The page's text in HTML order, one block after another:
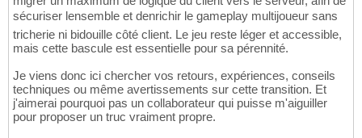
sécuriser lensemble et denrichir le gameplay multijoueur sans
tricherie ni bidouille côté client. Le jeu reste léger et accessible,
mais cette bascule est essentielle pour sa pérennité.
Je viens donc ici chercher vos retours, expériences, conseils
techniques ou même avertissements sur cette transition. Et
j'aimerai pourquoi pas un collaborateur qui puisse m'aiguiller
pour proposer un truc vraiment propre.